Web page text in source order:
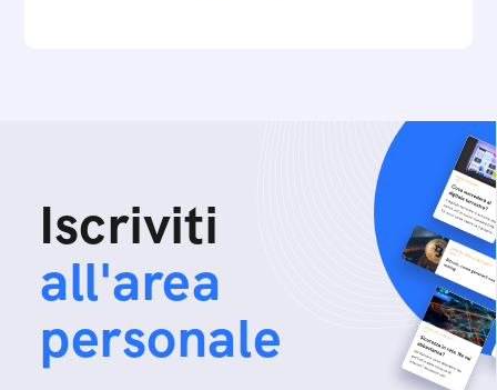
Iscriviti
all'area
personale